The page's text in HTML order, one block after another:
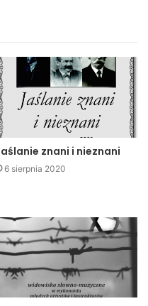
wernisażem
Wystawa ta
sztukę, broń, stroje
(fot. Arkadiusz Juryś,
znani i nieznani
6 sierpnia 2020